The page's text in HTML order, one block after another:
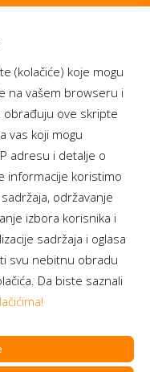
(kolačiće) koje mogu
na vašem browseru i
obrađuju ove skripte
vas koji mogu
adresu i detalje o
informacije koristimo
održavanje
izbora korisnika i
sadržaja i oglasa
svu nebitnu obradu
Da biste saznali